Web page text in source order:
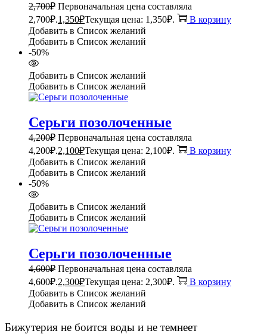
2,700₽ Первоначальная цена составляла
2,700₽.1,350₽Текущая цена: 1,350₽.
В корзину
Добавить в Список желаний
Добавить в Список желаний
-50%
Добавить в Список желаний
Добавить в Список желаний
Серьги позолоченные
4,200₽ Первоначальная цена составляла
4,200₽.2,100₽Текущая цена: 2,100₽.
В корзину
Добавить в Список желаний
Добавить в Список желаний
-50%
Добавить в Список желаний
Добавить в Список желаний
Серьги позолоченные
4,600₽ Первоначальная цена составляла
4,600₽.2,300₽Текущая цена: 2,300₽.
В корзину
Добавить в Список желаний
Добавить в Список желаний
Бижутерия не боится воды и не темнеет